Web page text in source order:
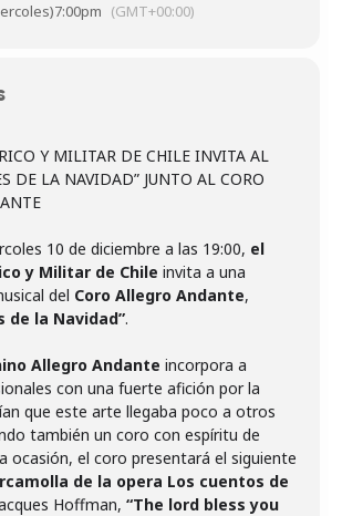
7:00pm (GMT+00:00)
Y MILITAR DE CHILE INVITA AL
DE LA NAVIDAD” JUNTO AL CORO
10 de diciembre a las 19:00, el
y Militar de Chile invita a una
del Coro Allegro Andante,
de la Navidad”.
Allegro Andante incorpora a
con una fuerte afición por la
que este arte llegaba poco a otros
también un coro con espíritu de
ocasión, el coro presentará el siguiente
de la opera Los cuentos de
Hoffman, “The lord bless you